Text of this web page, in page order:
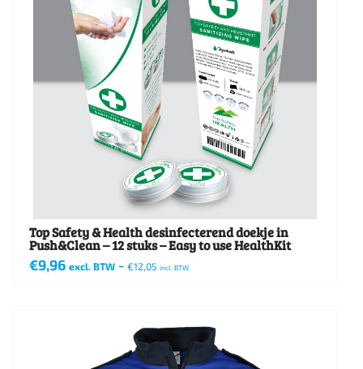
Top Safety & Health desinfecterend doekje in
Push&Clean – 12 stuks – Easy to use HealthKit
€9,96 excl. BTW - €12,05 incl. BTW